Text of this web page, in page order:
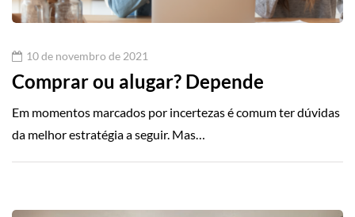
10 de novembro de 2021
Comprar ou alugar? Depende
Em momentos marcados por incertezas é comum ter dúvidas
da melhor estratégia a seguir. Mas…